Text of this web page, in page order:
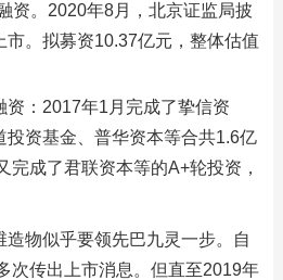
资。2020年8月，北京证监局披
市。拟募资10.37亿元，整体估值
资：2017年1月完成了挚信资
资基金、普华资本等合共1.6亿
完成了君联资本等的A+轮投资，
造物似乎要领先巴九灵一步。自
次传出上市消息。但直至2019年